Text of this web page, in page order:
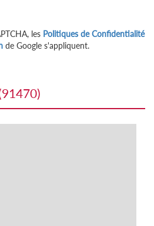
les Politiques de Confidentialité
de Google s'appliquent.